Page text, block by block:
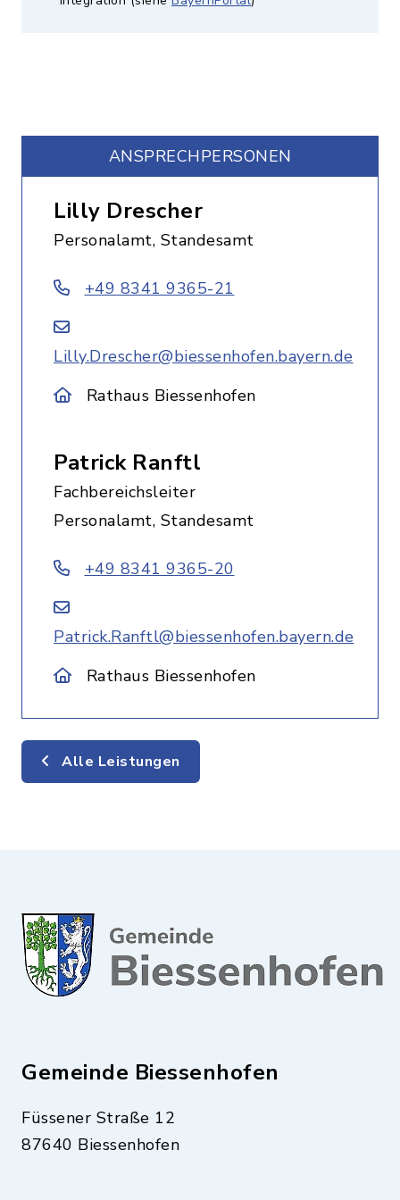
ANSPRECHPERSONEN
Lilly Drescher
Personalamt, Standesamt
+49 8341 9365-21
Lilly.Drescher@biessenhofen.bayern.de
Rathaus Biessenhofen
Patrick Ranftl
Fachbereichsleiter
Personalamt, Standesamt
+49 8341 9365-20
Patrick.Ranftl@biessenhofen.bayern.de
Rathaus Biessenhofen
Alle Leistungen
Gemeinde Biessenhofen
Füssener Straße 12
87640 Biessenhofen